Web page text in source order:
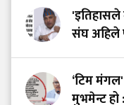
संघ अहिले
‘टिम
मुभमेन्ट